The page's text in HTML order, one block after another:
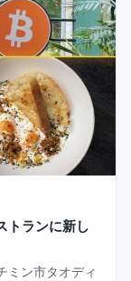
ランに新し
ミン市タオディ